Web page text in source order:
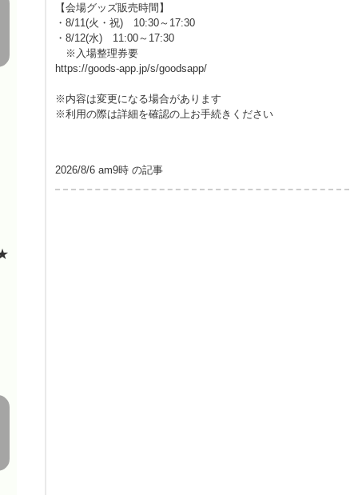
【会場グッズ販売時間】
・8/11(火・祝) 10:30～17:30
・8/12(水) 11:00～17:30
※入場整理券要
https://goods-app.jp/s/goodsapp/
※内容は変更になる場合があります
※利用の際は詳細を確認の上お手続きください
2026/8/6 am9時 の記事